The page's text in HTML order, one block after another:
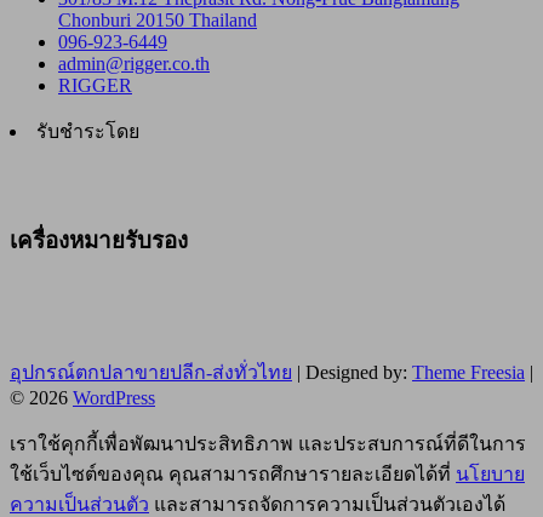
Chonburi 20150 Thailand
096-923-6449
admin@rigger.co.th
RIGGER
รับชำระโดย
เครื่องหมายรับรอง
อุปกรณ์ตกปลาขายปลีก-ส่งทั่วไทย | Designed by: Theme Freesia |
© 2026 WordPress
เราใช้คุกกี้เพื่อพัฒนาประสิทธิภาพ และประสบการณ์ที่ดีในการ
ใช้เว็บไซต์ของคุณ คุณสามารถศึกษารายละเอียดได้ที่ นโยบาย
ความเป็นส่วนตัว และสามารถจัดการความเป็นส่วนตัวเองได้